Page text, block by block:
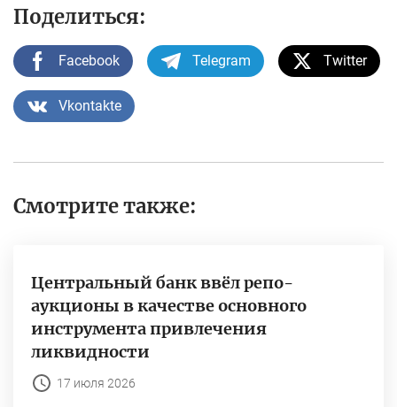
Поделиться:
Facebook Telegram Twitter
Vkontakte
Смотрите также:
Центральный банк ввёл репо-
аукционы в качестве основного
инструмента привлечения
ликвидности
17 июля 2026